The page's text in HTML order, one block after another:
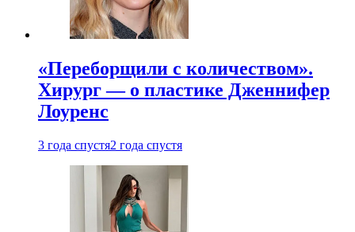
«Переборщили с количеством».
Хирург — о пластике Дженнифер
Лоуренс
3 года спустя2 года спустя